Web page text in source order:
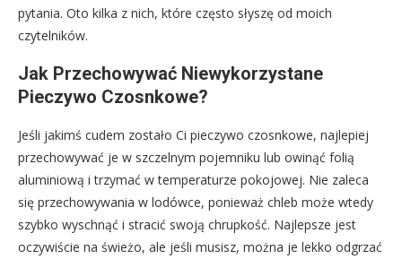
pytania. Oto kilka z nich, które często słyszę od moich
czytelników.
Jak Przechowywać Niewykorzystane
Pieczywo Czosnkowe?
Jeśli jakimś cudem zostało Ci pieczywo czosnkowe, najlepiej
przechowywać je w szczelnym pojemniku lub owinąć folią
aluminiową i trzymać w temperaturze pokojowej. Nie zaleca
się przechowywania w lodówce, ponieważ chleb może wtedy
szybko wyschnąć i stracić swoją chrupkość. Najlepsze jest
oczywiście na świeżo, ale jeśli musisz, można je lekko odgrzać